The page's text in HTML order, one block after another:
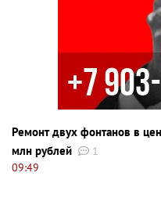
Ремонт двух фонтанов в
млн рублей
1
09:49